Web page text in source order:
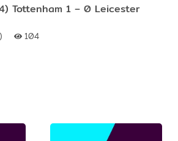
Tottenham 1 – 0 Leicester
104